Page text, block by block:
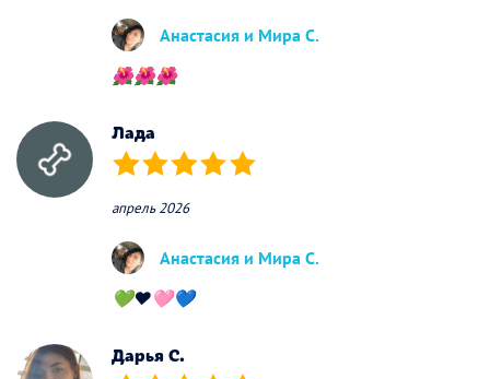
Анастасия и Мира С.
🌺🌺🌺
Лада
(*) (*) (*) (*) (*)
апрель 2026
Анастасия и Мира С.
💚❤️🩷💙
Дарья С.